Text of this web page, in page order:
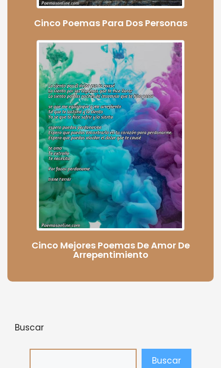
Cinco Poemas Para Dos Personas
Cinco Mejores Poemas De Amor De
Arrepentimiento
Buscar
Buscar